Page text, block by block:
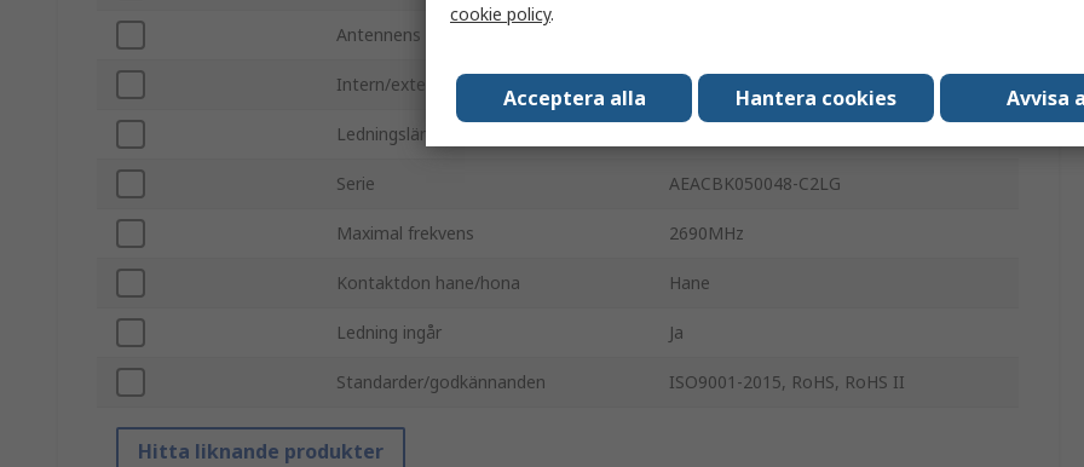
Antennens fysiska form
Intern/extern Extern
Ledningslängd
Serie AEACBK050048-C2LG
Maximal frekvens 2690MHz
Kontaktdon hane/hona Hane
Ledning ingår Ja
Standarder/godkännanden ISO9001-2015, RoHS, RoHS II
Hitta liknande produkter
cookie policy.
Acceptera alla Hantera cookies Avvisa